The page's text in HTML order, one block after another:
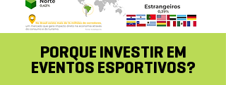
PORQUE INVESTIR EM
EVENTOS ESPORTIVOS?